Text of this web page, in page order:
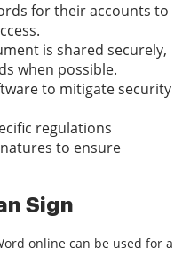
for their accounts to
is shared securely,
when possible.
to mitigate security
regulations
to ensure
Sign
online can be used for a